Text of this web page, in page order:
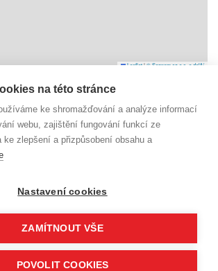
Leaflet|© Seznam.cz a.s. a další
Svobody 6
Frýdek-Místek
info.cz
turistické oblasti Beskydy-
na této stránce
ke shromažďování a analýze informací
webu, zajištění fungování funkcí ze
zlepšení a přizpůsobení obsahu a
Nastavení cookies
ZAMÍTNOUT VŠE
POVOLIT COOKIES